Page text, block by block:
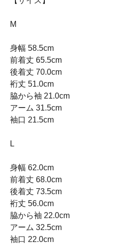
M
身幅 58.5cm
前着丈 65.5cm
後着丈 70.0cm
裄丈 51.0cm
脇から袖 21.0cm
アーム 31.5cm
袖口 21.5cm
L
身幅 62.0cm
前着丈 68.0cm
後着丈 73.5cm
裄丈 56.0cm
脇から袖 22.0cm
アーム 32.5cm
袖口 22.0cm